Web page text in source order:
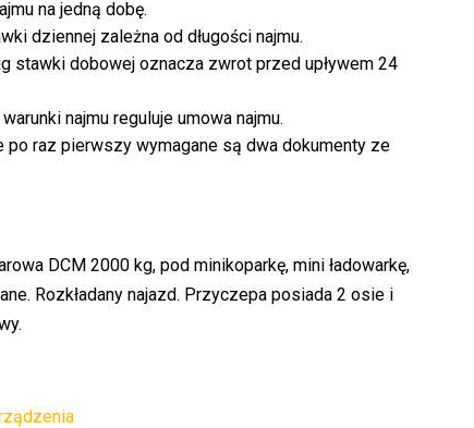
na jedną dobę.
dziennej zależna od długości najmu.
stawki dobowej oznacza zwrot przed upływem 24
najmu reguluje umowa najmu.
po raz pierwszy wymagane są dwa dokumenty ze
DCM 2000 kg, pod minikoparkę, mini ładowarkę,
Rozkładany najazd. Przyczepa posiada 2 osie i